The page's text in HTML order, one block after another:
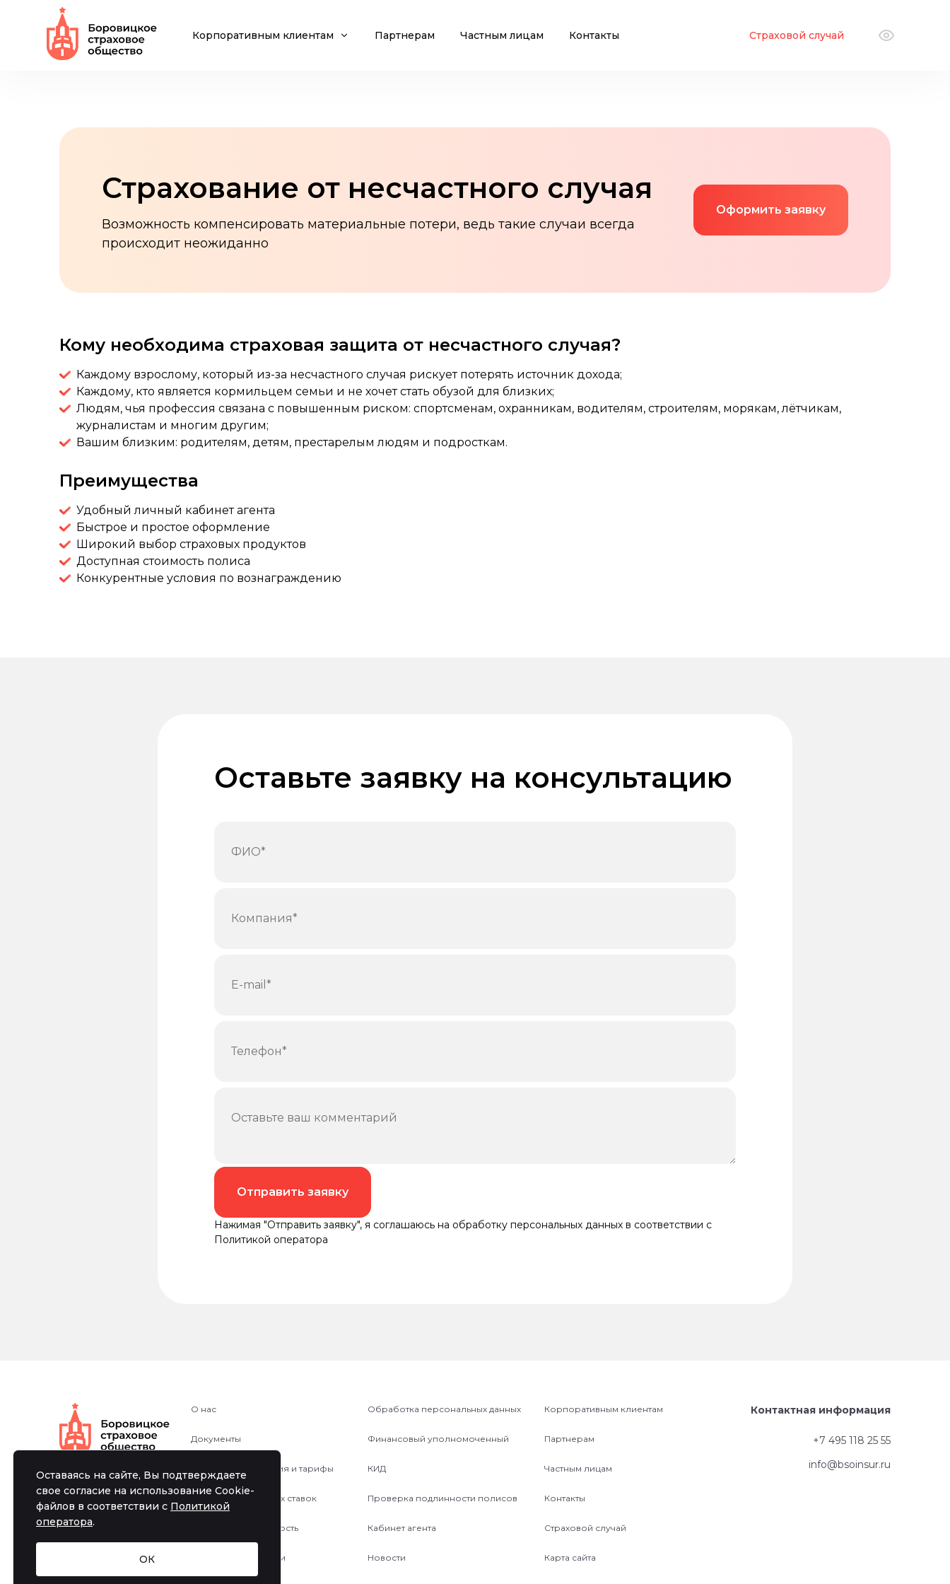
Корпоративным клиентам Партнерам Частным лицам Контакты Страховой случай
Страхование от несчастного случая
Возможность компенсировать материальные потери, ведь такие случаи всегда
происходит неожиданно
Оформить заявку
Кому необходима страховая защита от несчастного случая?
Каждому взрослому, который из-за несчастного случая рискует потерять источник дохода;
Каждому, кто является кормильцем семьи и не хочет стать обузой для близких;
Людям, чья профессия связана с повышенным риском: спортсменам, охранникам, водителям, строителям, морякам, лётчикам,
журналистам и многим другим;
Вашим близким: родителям, детям, престарелым людям и подросткам.
Преимущества
Удобный личный кабинет агента
Быстрое и простое оформление
Широкий выбор страховых продуктов
Доступная стоимость полиса
Конкурентные условия по вознаграждению
Оставьте заявку на консультацию
Отправить заявку
Нажимая "Отправить заявку", я соглашаюсь на обработку персональных данных в соответствии с
Политикой оператора
О нас
Документы
Правила страхования и тарифы
Структуры тарифных ставок
Финансовая отчетность
Реквизиты компании
Обработка персональных данных
Финансовый уполномоченный
КИД
Проверка подлинности полисов
Кабинет агента
Новости
Корпоративным клиентам
Партнерам
Частным лицам
Контакты
Страховой случай
Карта сайта
Контактная информация
+7 495 118 25 55
info@bsoinsur.ru
Оставаясь на сайте, Вы подтверждаете
свое согласие на использование Cookie-
файлов в соответствии с Политикой
оператора.
ОК